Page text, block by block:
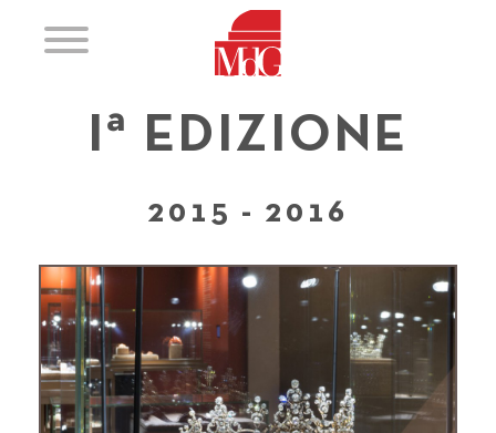
I a EDIZIONE
2015 - 2016